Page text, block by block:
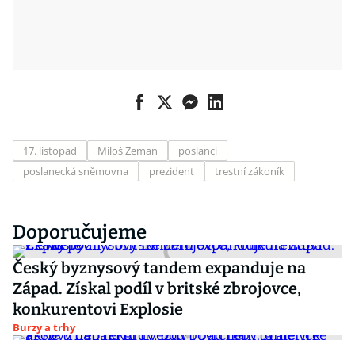
17. listopad Miloš Zeman
poslanci
poslanecká sněmovna
prezident trestní zákoník
Doporučujeme
Český byznysový tandem expanduje na
Západ. Získal podíl v britské zbrojovce,
konkurentovi Explosie
Burzy a trhy